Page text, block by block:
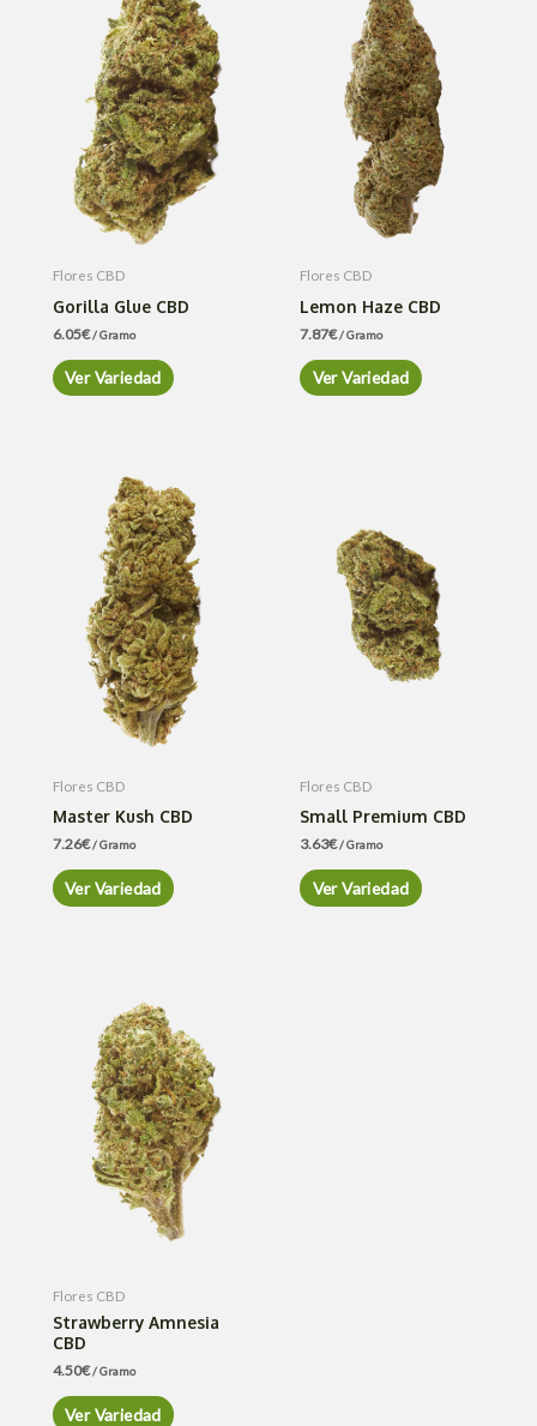
Flores CBD
Gorilla Glue CBD
6.05€/ Gramo
Ver Variedad
Flores CBD
Lemon Haze CBD
7.87€/ Gramo
Ver Variedad
Flores CBD
Master Kush CBD
7.26€/ Gramo
Ver Variedad
Flores CBD
Small Premium CBD
3.63€/ Gramo
Ver Variedad
Flores CBD
Strawberry Amnesia
CBD
4.50€/ Gramo
Ver Variedad